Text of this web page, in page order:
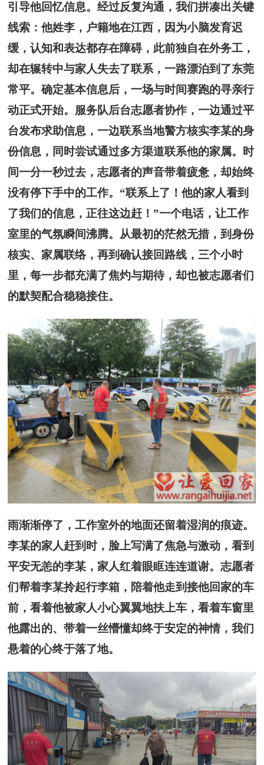
引导他回忆信息。经过反复沟通，我们拼凑出关键
线索：他姓李，户籍地在江西，因为小脑发育迟
缓，认知和表达都存在障碍，此前独自在外务工，
却在辗转中与家人失去了联系，一路漂泊到了东莞
常平。确定基本信息后，一场与时间赛跑的寻亲行
动正式开始。服务队后台志愿者协作，一边通过平
台发布求助信息，一边联系当地警方核实李某的身
份信息，同时尝试通过多方渠道联系他的家属。时
间一分一秒过去，志愿者的声音带着疲惫，却始终
没有停下手中的工作。“联系上了！他的家人看到
了我们的信息，正往这边赶！”一个电话，让工作
室里的气氛瞬间沸腾。从最初的茫然无措，到身份
核实、家属联络，再到确认接回路线，三个小时
里，每一步都充满了焦灼与期待，却也被志愿者们
的默契配合稳稳接住。
雨渐渐停了，工作室外的地面还留着湿润的痕迹。
李某的家人赶到时，脸上写满了焦急与激动，看到
平安无恙的李某，家人红着眼眶连连道谢。志愿者
们帮着李某拎起行李箱，陪着他走到接他回家的车
前，看着他被家人小心翼翼地扶上车，看着车窗里
他露出的、带着一丝懵懂却终于安定的神情，我们
悬着的心终于落了地。